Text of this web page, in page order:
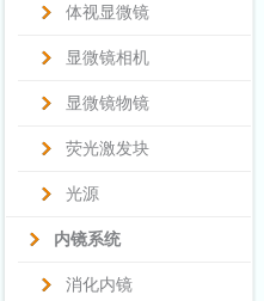
体视显微镜
显微镜相机
显微镜物镜
荧光激发块
光源
内镜系统
消化内镜